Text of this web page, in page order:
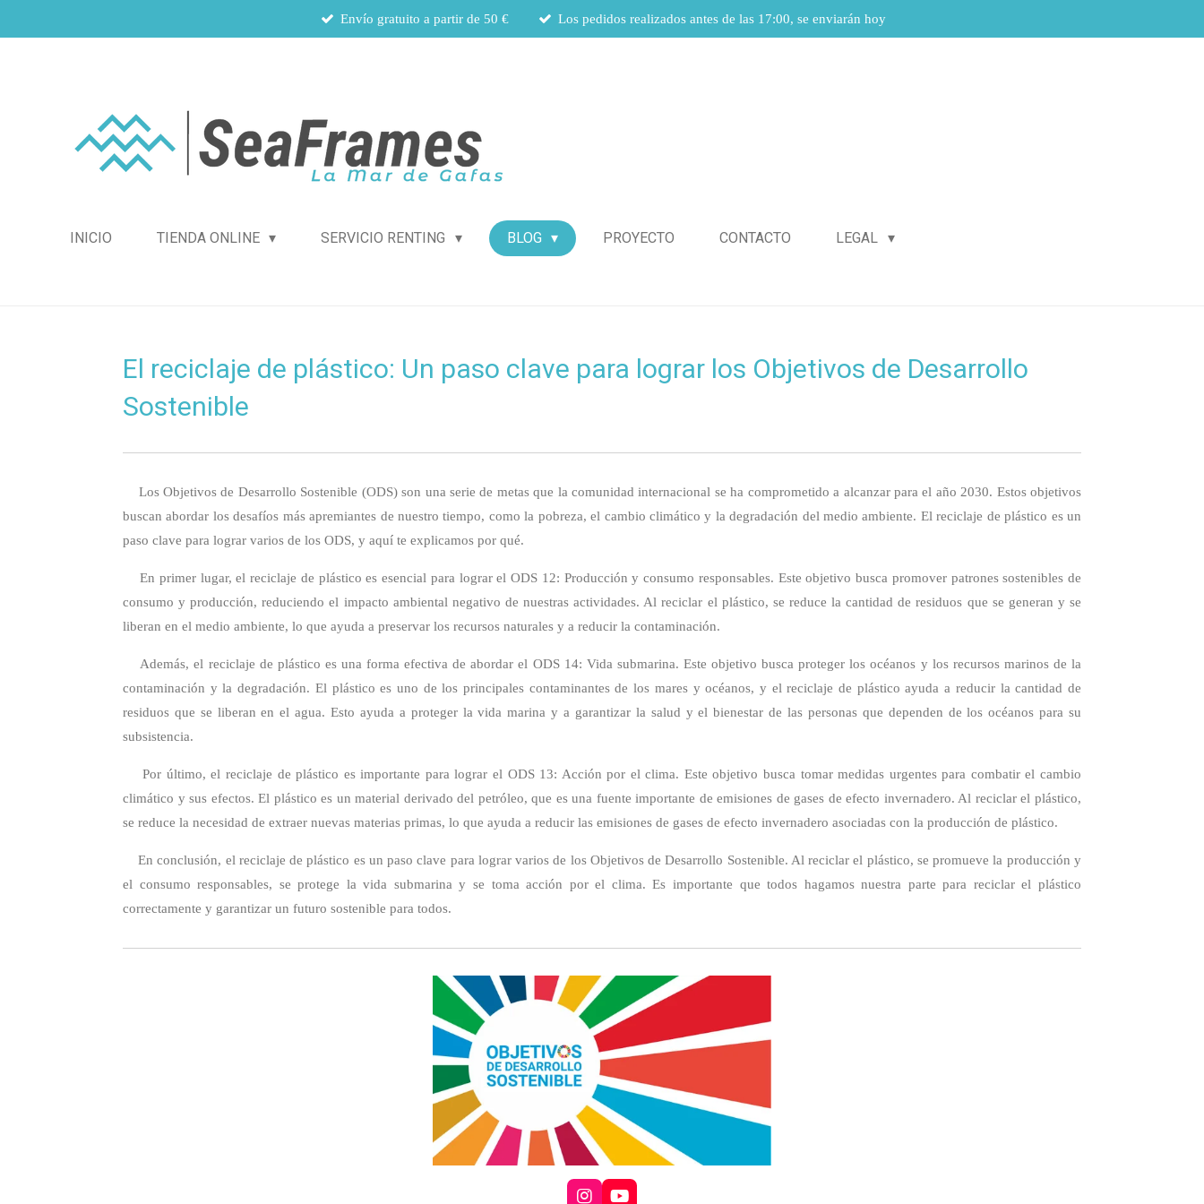
Envío gratuito a partir de 50 € Los pedidos realizados antes de las 17:00, se enviarán hoy
INICIO TIENDA ONLINE SERVICIO RENTING BLOG PROYECTO CONTACTO LEGAL
El reciclaje de plástico: Un paso clave para lograr los Objetivos de Desarrollo
Sostenible
Los Objetivos de Desarrollo Sostenible (ODS) son una serie de metas que la comunidad internacional se ha comprometido a alcanzar para el año 2030. Estos objetivos
buscan abordar los desafíos más apremiantes de nuestro tiempo, como la pobreza, el cambio climático y la degradación del medio ambiente. El reciclaje de plástico es un
paso clave para lograr varios de los ODS, y aquí te explicamos por qué.
En primer lugar, el reciclaje de plástico es esencial para lograr el ODS 12: Producción y consumo responsables. Este objetivo busca promover patrones sostenibles de
consumo y producción, reduciendo el impacto ambiental negativo de nuestras actividades. Al reciclar el plástico, se reduce la cantidad de residuos que se generan y se
liberan en el medio ambiente, lo que ayuda a preservar los recursos naturales y a reducir la contaminación.
Además, el reciclaje de plástico es una forma efectiva de abordar el ODS 14: Vida submarina. Este objetivo busca proteger los océanos y los recursos marinos de la
contaminación y la degradación. El plástico es uno de los principales contaminantes de los mares y océanos, y el reciclaje de plástico ayuda a reducir la cantidad de
residuos que se liberan en el agua. Esto ayuda a proteger la vida marina y a garantizar la salud y el bienestar de las personas que dependen de los océanos para su
subsistencia.
Por último, el reciclaje de plástico es importante para lograr el ODS 13: Acción por el clima. Este objetivo busca tomar medidas urgentes para combatir el cambio
climático y sus efectos. El plástico es un material derivado del petróleo, que es una fuente importante de emisiones de gases de efecto invernadero. Al reciclar el plástico,
se reduce la necesidad de extraer nuevas materias primas, lo que ayuda a reducir las emisiones de gases de efecto invernadero asociadas con la producción de plástico.
En conclusión, el reciclaje de plástico es un paso clave para lograr varios de los Objetivos de Desarrollo Sostenible. Al reciclar el plástico, se promueve la producción y
el consumo responsables, se protege la vida submarina y se toma acción por el clima. Es importante que todos hagamos nuestra parte para reciclar el plástico
correctamente y garantizar un futuro sostenible para todos.